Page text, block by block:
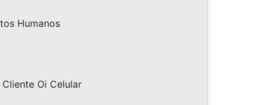
Humanos
Oi Celular